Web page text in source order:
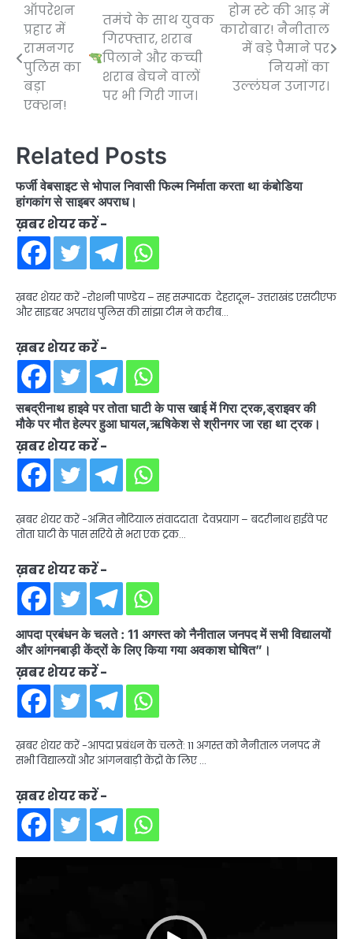
Post
navigation
ऑपरेशन
प्रहार में
रामनगर
पुलिस का
बड़ा
एक्शन!
तमंचे के साथ युवक
गिरफ्तार, शराब
पिलाने और कच्ची
शराब बेचने वालों
पर भी गिरी गाज।
होम स्टे की आड़ में
कारोबार! नैनीताल
में बड़े पैमाने पर
नियमों का
उल्लंघन उजागर।
Related Posts
फर्जी वेबसाइट से भोपाल निवासी फिल्म निर्माता करता था कंबोडिया
हांगकांग से साइबर अपराध।
ख़बर शेयर करें -
ख़बर शेयर करें -रोशनी पाण्डेय – सह सम्पादक देहरादून- उत्तराखंड एसटीएफ
और साइबर अपराध पुलिस की सांझा टीम ने करीब…
ख़बर शेयर करें -
सबद्रीनाथ हाइवे पर तोता घाटी के पास खाई में गिरा ट्रक,ड्राइवर की
मौके पर मौत हेल्पर हुआ घायल,ऋषिकेश से श्रीनगर जा रहा था ट्रक।
ख़बर शेयर करें -
ख़बर शेयर करें -अमित नौटियाल संवाददाता देवप्रयाग – बदरीनाथ हाईवे पर
तोता घाटी के पास सरिये से भरा एक ट्रक…
ख़बर शेयर करें -
आपदा प्रबंधन के चलते : 11 अगस्त को नैनीताल जनपद में सभी विद्यालयों
और आंगनबाड़ी केंद्रों के लिए किया गया अवकाश घोषित”।
ख़बर शेयर करें -
ख़बर शेयर करें -आपदा प्रबंधन के चलते: 11 अगस्त को नैनीताल जनपद में
सभी विद्यालयों और आंगनबाड़ी केंद्रों के लिए …
ख़बर शेयर करें -